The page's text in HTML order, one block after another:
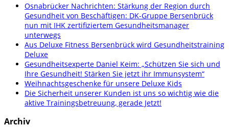
Osnabrücker Nachrichten: Stärkung der Region durch
Gesundheit von Beschäftigen: DK-Gruppe Bersenbrück
nun mit IHK zertifiziertem Gesundheitsmanager
unterwegs
Aus Deluxe Fitness Bersenbrück wird Gesundheitstraining
Deluxe
Gesundheitsexperte Daniel Keim: „Schützen Sie sich und
Ihre Gesundheit! Stärken Sie jetzt ihr Immunsystem“
Weihnachtsgeschenke für unsere Deluxe Kids
Die Sicherheit unserer Kunden ist uns so wichtig wie die
aktive Trainingsbetreuung, gerade Jetzt!
Archiv